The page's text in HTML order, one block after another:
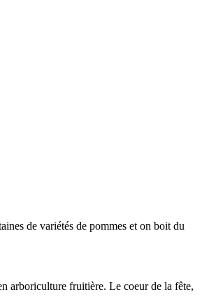
de variétés de pommes et on boit du
arboriculture fruitière. Le coeur de la fête,